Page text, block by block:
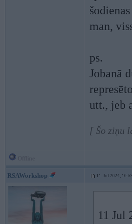
man,
ps.
Jobanā
utt., jeb
[ Šo ziņu
RSAWorkshop 11. Jul 2024,
11 Jul